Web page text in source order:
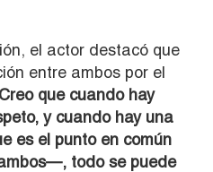
el actor destacó que
entre ambos por el
que cuando hay
y cuando hay una
es el punto en común
todo se puede